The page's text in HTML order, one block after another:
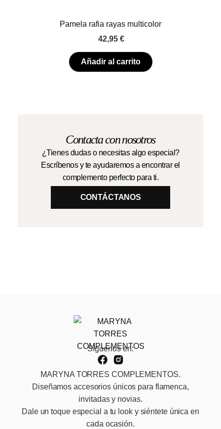
Pamela rafia rayas multicolor
42,95 €
Añadir al carrito
Contacta con nosotros
¿Tienes dudas o necesitas algo especial?
Escríbenos y te ayudaremos a encontrar el
complemento perfecto para ti.
CONTÁCTANOS
Síguenos en:
MARYNA TORRES COMPLEMENTOS.
Diseñamos accesorios únicos para flamenca,
invitadas y novias.
Dale un toque especial a tu look y siéntete única en
cada ocasión.